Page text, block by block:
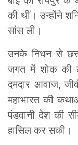
की थीं। उन्होंने
सांस ली।
उनके निधन से
जगत में शोक की
दमदार आवाज,
महाभारत की
पंडवानी देश की
हासिल कर सकी।